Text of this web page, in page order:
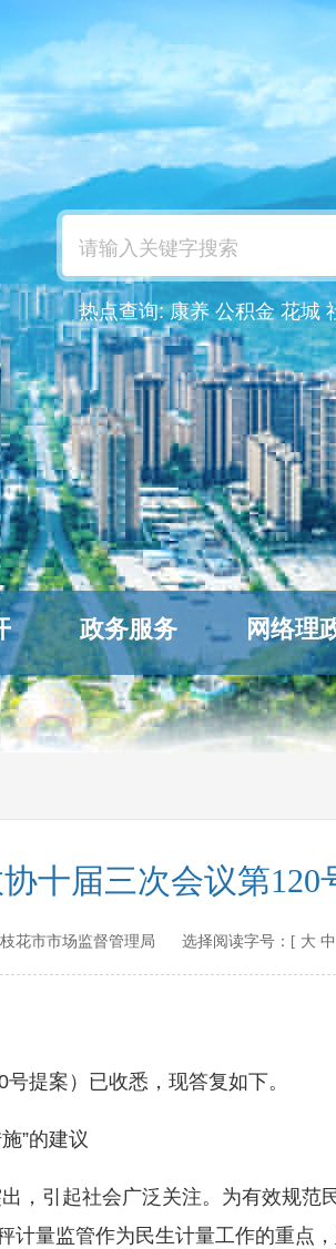
热点查询:康养 公积金 花城
政务服务 网络理
十届三次会议第120
花市市场监督管理局 选择阅读字号：[ 大 中
提案）已收悉，现答复如下。
”的建议
引起社会广泛关注。为有效规范
量监管作为民生计量工作的重点